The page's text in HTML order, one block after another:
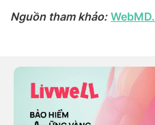
Nguồn tham khảo: